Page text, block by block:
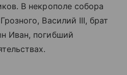
В некрополе собора
Василий III, брат
Иван, погибший